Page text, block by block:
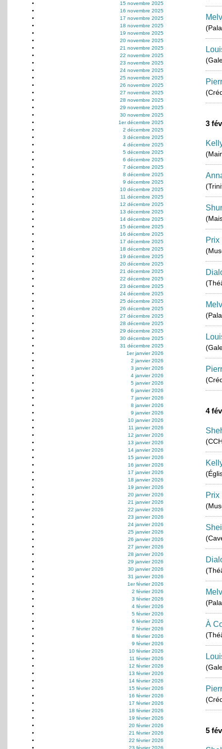
15 novembre 2025
16 novembre 2025
17 novembre 2025
18 novembre 2025
19 novembre 2025
20 novembre 2025
21 novembre 2025
22 novembre 2025
23 novembre 2025
24 novembre 2025
25 novembre 2025
26 novembre 2025
27 novembre 2025
28 novembre 2025
29 novembre 2025
30 novembre 2025
1er décembre 2025
2 décembre 2025
3 décembre 2025
4 décembre 2025
5 décembre 2025
6 décembre 2025
7 décembre 2025
8 décembre 2025
9 décembre 2025
10 décembre 2025
11 décembre 2025
12 décembre 2025
13 décembre 2025
14 décembre 2025
15 décembre 2025
16 décembre 2025
17 décembre 2025
18 décembre 2025
19 décembre 2025
20 décembre 2025
21 décembre 2025
22 décembre 2025
23 décembre 2025
24 décembre 2025
25 décembre 2025
26 décembre 2025
27 décembre 2025
28 décembre 2025
29 décembre 2025
30 décembre 2025
31 décembre 2025
1er janvier 2026
2 janvier 2026
3 janvier 2026
4 janvier 2026
5 janvier 2026
6 janvier 2026
7 janvier 2026
8 janvier 2026
9 janvier 2026
10 janvier 2026
11 janvier 2026
12 janvier 2026
13 janvier 2026
14 janvier 2026
15 janvier 2026
16 janvier 2026
17 janvier 2026
18 janvier 2026
19 janvier 2026
20 janvier 2026
21 janvier 2026
22 janvier 2026
23 janvier 2026
24 janvier 2026
25 janvier 2026
26 janvier 2026
27 janvier 2026
28 janvier 2026
29 janvier 2026
30 janvier 2026
31 janvier 2026
1er février 2026
2 février 2026
3 février 2026
4 février 2026
5 février 2026
6 février 2026
7 février 2026
8 février 2026
9 février 2026
10 février 2026
11 février 2026
12 février 2026
13 février 2026
14 février 2026
15 février 2026
16 février 2026
17 février 2026
18 février 2026
19 février 2026
20 février 2026
21 février 2026
22 février 2026
23 février 2026
3
Prix
4
Prix
À
5